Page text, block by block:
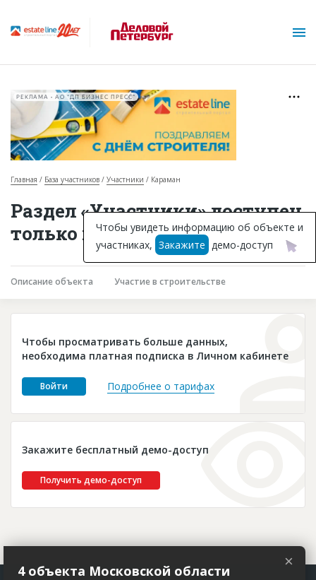
Горячие объекты
База строящихся объектов
Инвестпроекты
Глоссарий
Платные услуги
Пресс-релизы
РЕКЛАМА • АО "ДП БИЗНЕС ПРЕСС"
Главная База участников Участники Караман
Раздел «Участники» доступен
только подписчикам
Описание объекта Участие в строительстве
Чтобы просматривать больше данных,
необходима платная подписка в Личном кабинете
Войти Подробнее о тарифах
Закажите бесплатный демо-доступ
Получить демо-доступ
Чтобы увидеть информацию об объекте и
участниках, Закажите демо-доступ
×
4 объекта Московской области